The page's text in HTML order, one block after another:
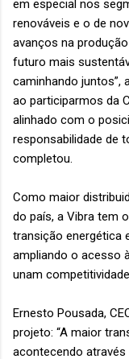
em especial nos
renováveis e o de
avanços na
futuro mais
caminhando juntos”,
ao participarmos da
alinhado com o
responsabilidade de
completou.
Como maior
do país, a Vibra tem
transição energética
ampliando o acesso
unam
Ernesto Pousada,
projeto: “A maior
acontecendo